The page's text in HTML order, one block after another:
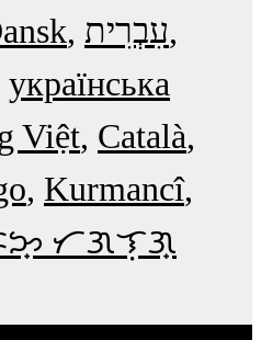
עִבְרִית
українська
Việt Català
Kurmancî
ᜆᜄᜎᜓᜄ᜔